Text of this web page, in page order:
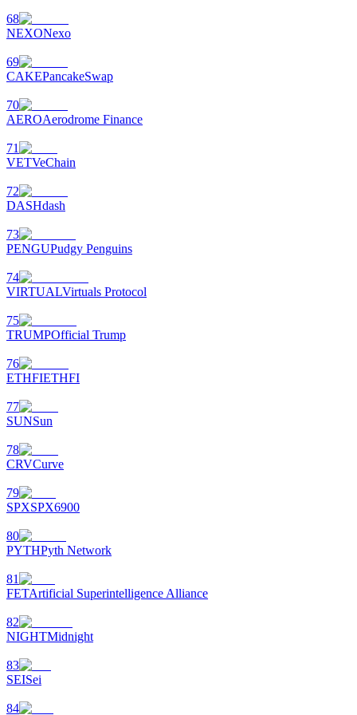
68
NEXONexo
69
CAKEPancakeSwap
70
AEROAerodrome Finance
71
VETVeChain
72
DASHdash
73
PENGUPudgy Penguins
74
VIRTUALVirtuals Protocol
75
TRUMPOfficial Trump
76
ETHFIETHFI
77
SUNSun
78
CRVCurve
79
SPXSPX6900
80
PYTHPyth Network
81
FETArtificial Superintelligence Alliance
82
NIGHTMidnight
83
SEISei
84